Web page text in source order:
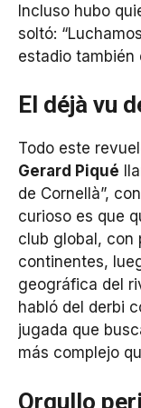
Incluso hubo
soltó:
estadio también
El déjà vu
Todo este
Gerard Piqué
de Cornellà”,
curioso es que
club global, con
continentes,
geográfica del
habló del derbi
jugada que
más complejo
Orgullo